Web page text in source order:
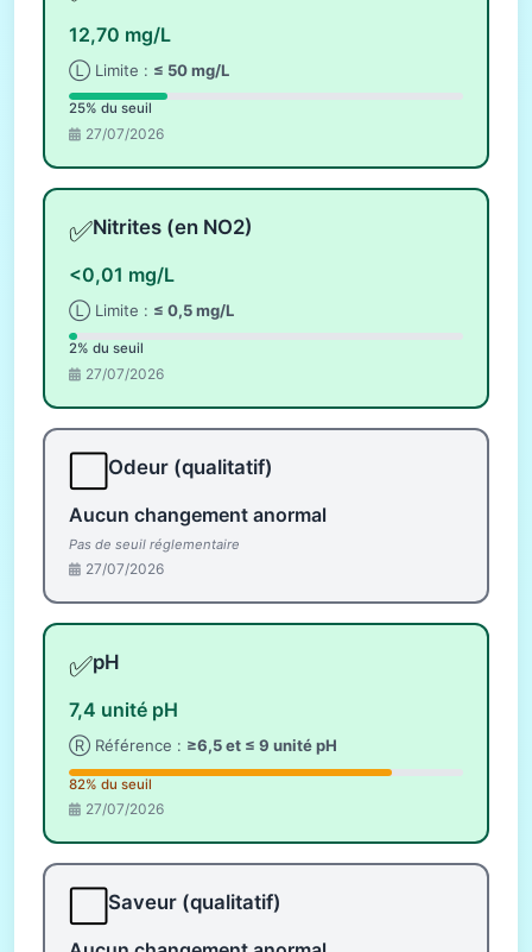
12,70 mg/L
Ⓛ Limite : ≤ 50 mg/L
25% du seuil
27/07/2026
✅Nitrites (en NO2)
<0,01 mg/L
Ⓛ Limite : ≤ 0,5 mg/L
2% du seuil
27/07/2026
Odeur (qualitatif)
Aucun changement anormal
Pas de seuil réglementaire
27/07/2026
✅pH
7,4 unité pH
Ⓡ Référence : ≥6,5 et ≤ 9 unité pH
82% du seuil
27/07/2026
Saveur (qualitatif)